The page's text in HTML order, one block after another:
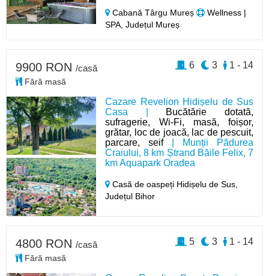
Cabană Târgu Mureș
Wellness |
SPA, Județul Mureș
Cazare Revelion Hidișelu de Sus
Casa | Bucătărie dotată,
sufragerie, Wi-Fi, masă, foișor,
grătar, loc de joacă, lac de pescuit,
parcare, seif| Munții Pădurea
Craiului, 8 km Ștrand Băile Felix, 7
km Aquapark Oradea
Casă de oaspeți Hidișelu de Sus,
Județul Bihor
9900 RON /casă
Fără masă
1 - 14
3
6
4800 RON /casă
Fără masă
1 - 14
3
5